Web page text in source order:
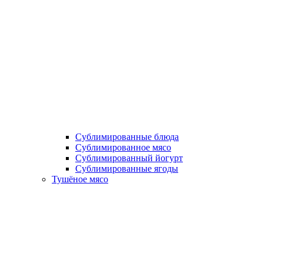
Сублимированные блюда
Cублимированное мясо
Сублимированный йогурт
Сублимированные ягоды
Тушёное мясо